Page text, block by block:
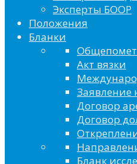
Эксперты БООР
Положения
Бланки
Акт вязки
Заявление
Договор
Договор
Бланк